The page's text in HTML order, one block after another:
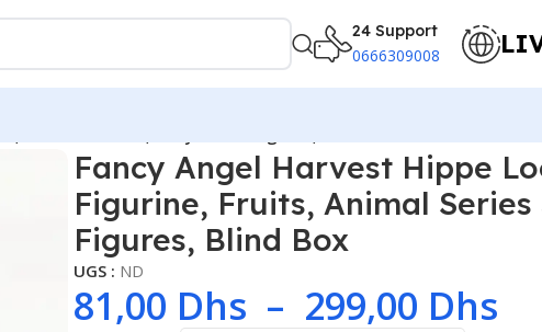
24 Support
0666309008
Fancy Angel Harvest Hippe
Figurine, Fruits, Animal
Figures, Blind Box
UGS : ND
81,00 Dhs – 299,00 Dhs